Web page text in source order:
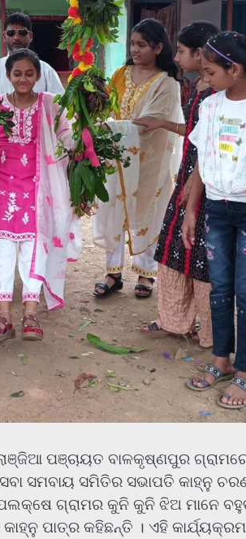
ପଞ୍ଚାୟତ ବାଳକୃଷ୍ଣପୁର
ସମବାୟ ସମିତିର ସଭାପତି କାହ୍ନୁ
ଗ୍ରାମର କୁନି କୁନି ଝିଅ ମାନେ
ପାତ୍ର କହିଛନ୍ତି । ଏହି